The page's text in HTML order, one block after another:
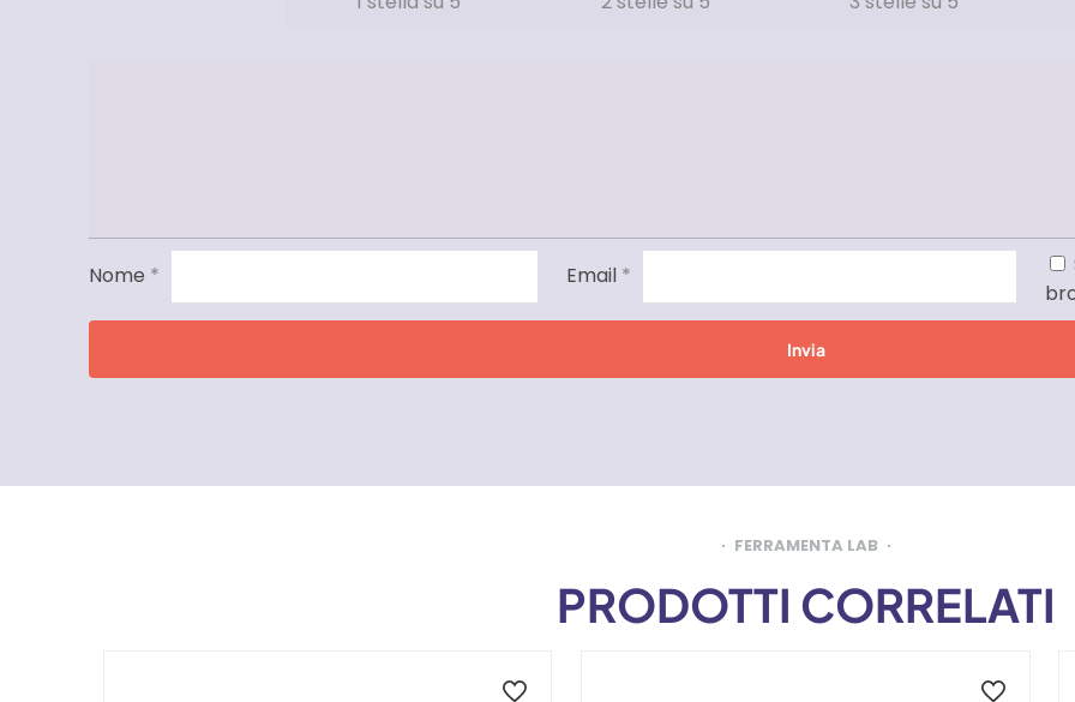
Nome * Email *
FERRAMENTA LAB
PRODOTTI CORRELATI